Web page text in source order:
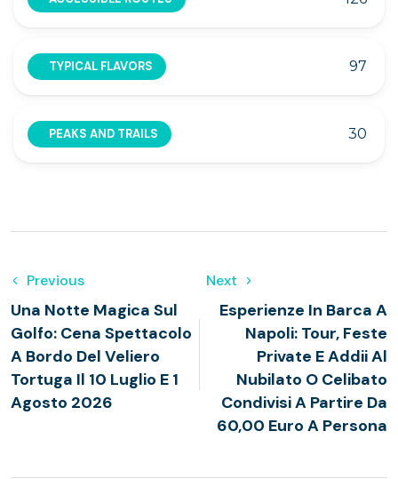
TYPICAL FLAVORS 97
PEAKS AND TRAILS 30
Previous
Una Notte Magica Sul
Golfo: Cena Spettacolo
A Bordo Del Veliero
Tortuga Il 10 Luglio E 1
Agosto 2026
Next
Esperienze In Barca A
Napoli: Tour, Feste
Private E Addii Al
Nubilato O Celibato
Condivisi A Partire Da
60,00 Euro A Persona